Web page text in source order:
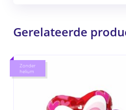
Gerelateerde
Zonder
helium